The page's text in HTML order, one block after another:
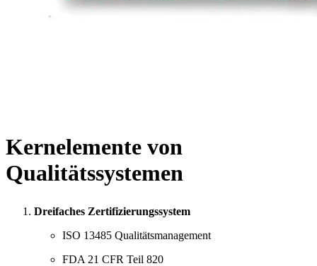
Kernelemente von
Qualitätssystemen
Dreifaches Zertifizierungssystem
ISO 13485 Qualitätsmanagement
FDA 21 CFR Teil 820